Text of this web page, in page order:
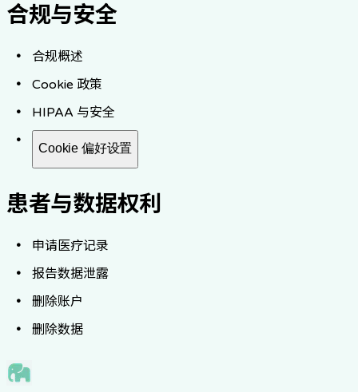
合规与安全
合规概述
Cookie 政策
HIPAA 与安全
Cookie 偏好设置
患者与数据权利
申请医疗记录
报告数据泄露
删除账户
删除数据